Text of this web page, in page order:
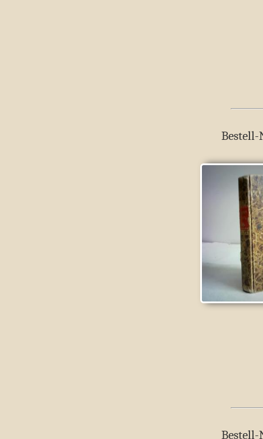
Bestell-
Bestell-